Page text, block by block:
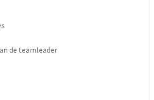
de teamleader